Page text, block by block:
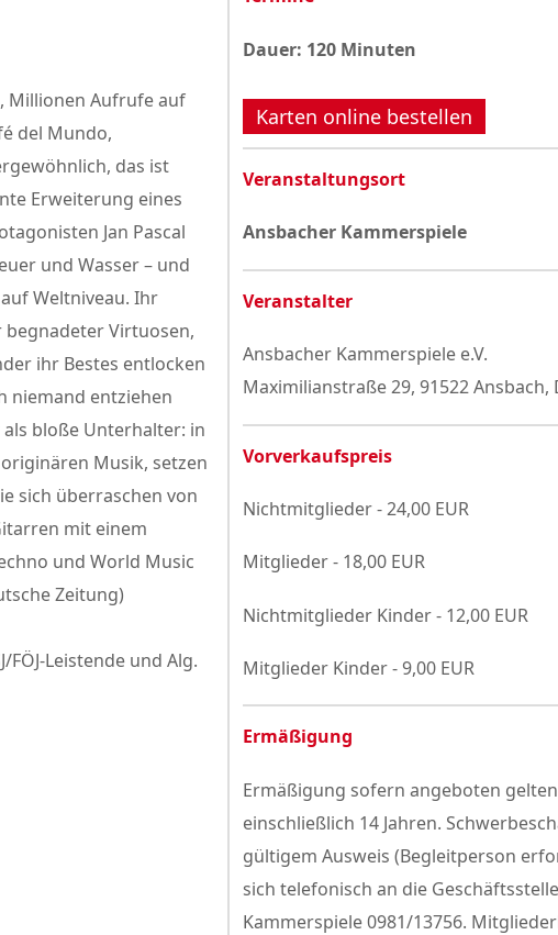
Millionen Aufrufe auf
del Mundo,
das ist
Erweiterung eines
Jan Pascal
und Wasser – und
Weltniveau. Ihr
Virtuosen,
ihr Bestes entlocken
niemand entziehen
bloße Unterhalter: in
Musik, setzen
sich überraschen von
mit einem
und World Music
Zeitung)
Leistende und Alg.
Dauer: 120 Minuten
Karten online bestellen
Veranstaltungsort
Ansbacher Kammerspiele
Veranstalter
Ansbacher Kammerspiele e.V.
Maximilianstraße 29, 91522 Ansbach,
Vorverkaufspreis
Nichtmitglieder - 24,00 EUR
Mitglieder - 18,00 EUR
Nichtmitglieder Kinder - 12,00 EUR
Mitglieder Kinder - 9,00 EUR
Ermäßigung
Ermäßigung sofern angeboten
einschließlich 14 Jahren.
gültigem Ausweis (Begleitperson
sich telefonisch an die
Kammerspiele 0981/13756.